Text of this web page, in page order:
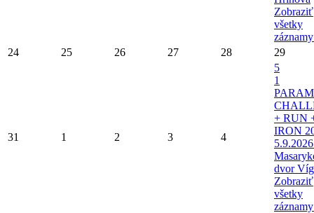
Zobraziť
všetky
24
25 26 27 28 29
31 1 2 3 4
5
1
+ RUN
IRON
dvor
Zobraziť
všetky